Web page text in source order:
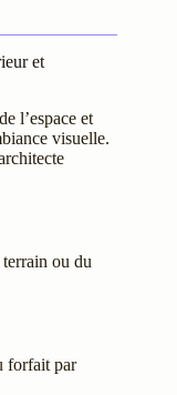
et
l’espace et
visuelle.
ou du
forfait par